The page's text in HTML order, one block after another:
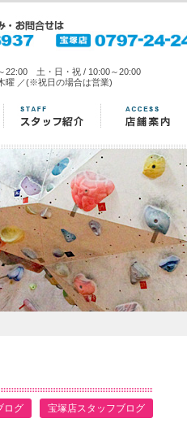
22:00 土・日・祝 / 10:00～20:00
曜 ／(※祝日の場合は営業)
宝塚店スタッフブログ
ログ